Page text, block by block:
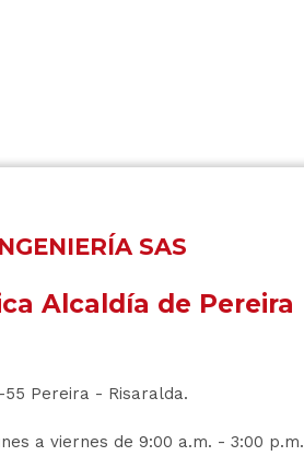
SAS
Alcaldía de Pereira
Pereira - Risaralda.
a viernes de 9:00 a.m. - 3:00 p.m.